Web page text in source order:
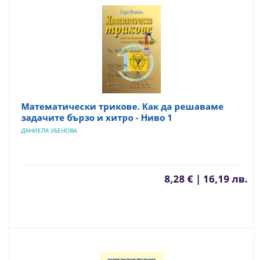
Математически трикове. Как да решаваме
задачите бързо и хитро - Ниво 1
ДАНИЕЛА УБЕНОВА
8,28 € | 16,19 лв.